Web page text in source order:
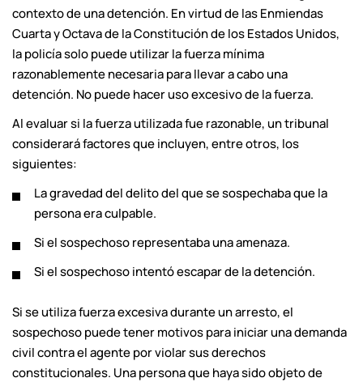
contexto de una detención. En virtud de las Enmiendas
Cuarta y Octava de la Constitución de los Estados Unidos,
la policía solo puede utilizar la fuerza mínima
razonablemente necesaria para llevar a cabo una
detención. No puede hacer uso excesivo de la fuerza.
Al evaluar si la fuerza utilizada fue razonable, un tribunal
considerará factores que incluyen, entre otros, los
siguientes:
La gravedad del delito del que se sospechaba que la
persona era culpable.
Si el sospechoso representaba una amenaza.
Si el sospechoso intentó escapar de la detención.
Si se utiliza fuerza excesiva durante un arresto, el
sospechoso puede tener motivos para iniciar una demanda
civil contra el agente por violar sus derechos
constitucionales. Una persona que haya sido objeto de